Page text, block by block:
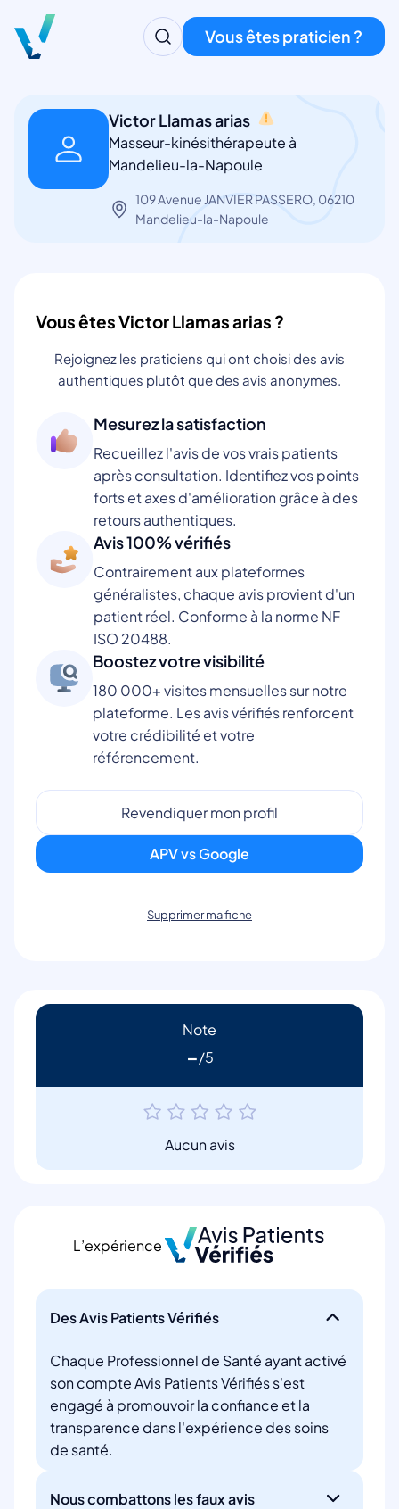
Vous êtes praticien ?
Victor Llamas arias
Masseur-kinésithérapeute à
Mandelieu-la-Napoule
109 Avenue JANVIER PASSERO, 06210
Mandelieu-la-Napoule
Vous êtes Victor Llamas arias ?
Rejoignez les praticiens qui ont choisi des avis
authentiques plutôt que des avis anonymes.
Mesurez la satisfaction
Recueillez l'avis de vos vrais patients
après consultation. Identifiez vos points
forts et axes d'amélioration grâce à des
retours authentiques.
Avis 100% vérifiés
Contrairement aux plateformes
généralistes, chaque avis provient d'un
patient réel. Conforme à la norme NF
ISO 20488.
Boostez votre visibilité
180 000+ visites mensuelles sur notre
plateforme. Les avis vérifiés renforcent
votre crédibilité et votre
référencement.
Revendiquer mon profil
APV vs Google
Supprimer ma fiche
Note
-
Aucun avis
L’expérience
Des Avis Patients Vérifiés
Chaque Professionnel de Santé ayant activé
son compte Avis Patients Vérifiés s'est
engagé à promouvoir la confiance et la
transparence dans l'expérience des soins
de santé.
Nous combattons les faux avis